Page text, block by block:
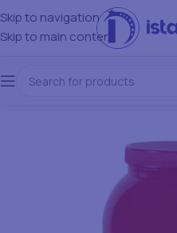
Skip to navigation
Skip to main content